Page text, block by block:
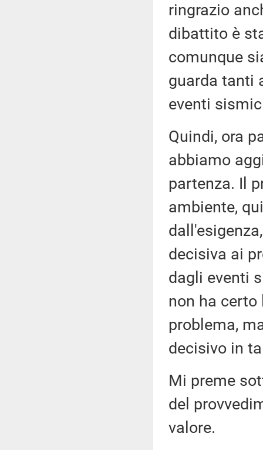
ringrazio
dibattito è
comunque
guarda tanti
eventi
Quindi, ora
abbiamo
partenza. Il
ambiente,
decisiva ai
dagli eventi
non ha
problema,
decisivo in
Mi preme
del
valore.